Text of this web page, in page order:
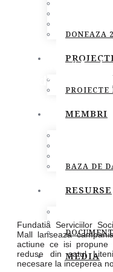
DONEAZA
PROIECTE
MEMBRI
BAZA DE
RESURSE
MEDIA
Campania
ghiozdanul”
Fundatia Serviciilor
Mall lanseaza
actiune ce isi
reduse din satul
necesare la inceperea